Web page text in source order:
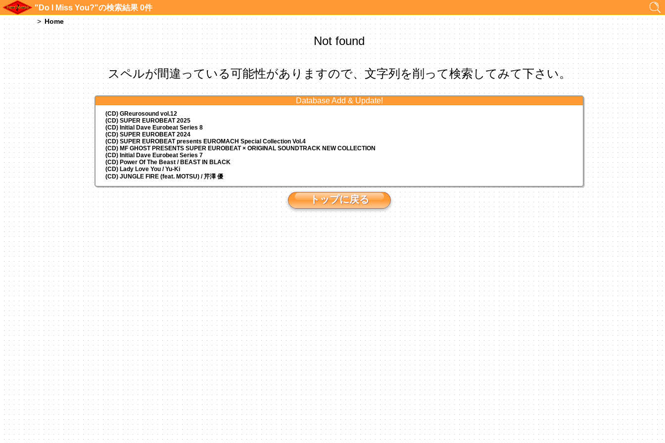
"Do I Miss You?"の検索結果 0件
Home
Not found
スペルが間違っている可能性がありますので、文字列を削って検索してみて下さい。
Database Add & Update!
(CD) GReurosound vol.12
(CD) SUPER EUROBEAT 2025
(CD) Initial Dave Eurobeat Series 8
(CD) SUPER EUROBEAT 2024
(CD)SUPER EUROBEAT presents EUROMACH Special Collection Vol.4
(CD) MF GHOST PRESENTS SUPER EUROBEAT × ORIGINAL SOUNDTRACK NEW COLLECTION
(CD) Initial Dave Eurobeat Series 7
(CD) Power Of The Beast / BEAST IN BLACK
(CD) Lady Love You / Yu-Ki
(CD) JUNGLE FIRE (feat. MOTSU) / 芹澤 優
トップに戻る